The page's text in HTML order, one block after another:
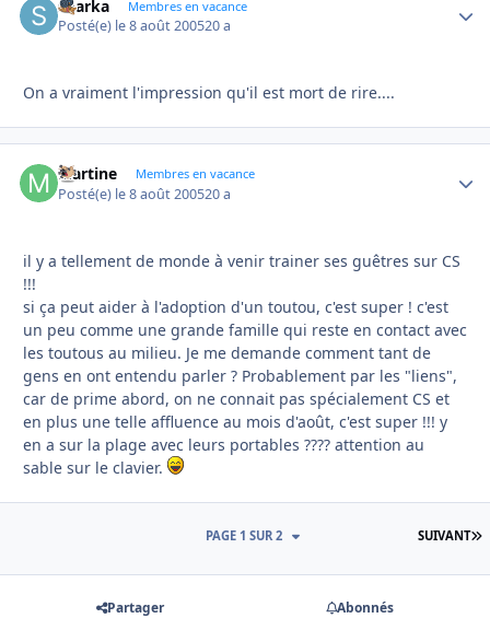
sharka Membres en vacance
Posté(e) le 8 août 200520 a
On a vraiment l'impression qu'il est mort de rire....
Martine Membres en vacance
Posté(e) le 8 août 200520 a
il y a tellement de monde à venir trainer ses guêtres sur CS
!!!
si ça peut aider à l'adoption d'un toutou, c'est super ! c'est
un peu comme une grande famille qui reste en contact avec
les toutous au milieu. Je me demande comment tant de
gens en ont entendu parler ? Probablement par les "liens",
car de prime abord, on ne connait pas spécialement CS et
en plus une telle affluence au mois d'août, c'est super !!! y
en a sur la plage avec leurs portables ???? attention au
sable sur le clavier.
SUIVANT
PAGE 1 SUR 2
Partager Abonnés